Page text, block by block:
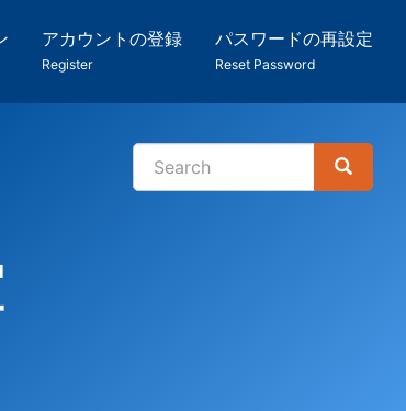
アカウントの登録
Register
パスワードの再設定
Reset Password
検
Search
Search